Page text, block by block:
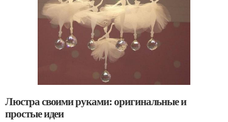
Люстра своими руками: оригинальные и
простые идеи